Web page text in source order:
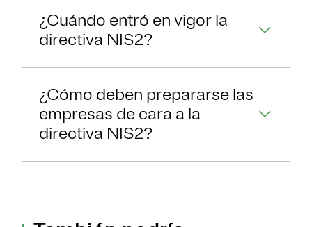
¿Cuándo entró en vigor la
directiva NIS2?
¿Cómo deben prepararse las
empresas de cara a la
directiva NIS2?